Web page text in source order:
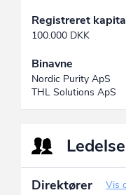
Registreret
100.000 DKK
Binavne
Nordic Purity ApS
THL Solutions ApS
Ledelse
Direktører Vis